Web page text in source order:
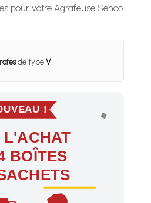
pour votre Agrafeuse Senco
de typeV
!
L'ACHAT
BOÎTES